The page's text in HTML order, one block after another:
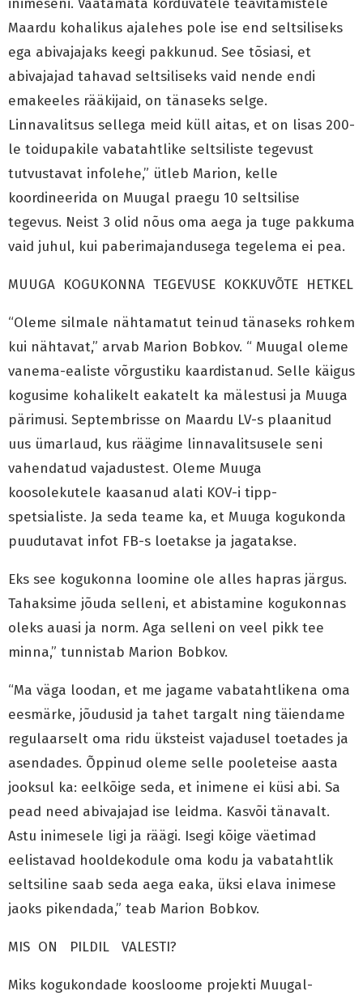
inimeseni. Vaatamata korduvatele teavitamistele
Maardu kohalikus ajalehes pole ise end seltsiliseks
ega abivajajaks keegi pakkunud. See tõsiasi, et
abivajajad tahavad seltsiliseks vaid nende endi
emakeeles rääkijaid, on tänaseks selge.
Linnavalitsus sellega meid küll aitas, et on lisas 200-
le toidupakile vabatahtlike seltsiliste tegevust
tutvustavat infolehe,” ütleb Marion, kelle
koordineerida on Muugal praegu 10 seltsilise
tegevus. Neist 3 olid nõus oma aega ja tuge pakkuma
vaid juhul, kui paberimajandusega tegelema ei pea.
MUUGA KOGUKONNA TEGEVUSE KOKKUVÕTE HETKEL
“Oleme silmale nähtamatut teinud tänaseks rohkem
kui nähtavat,” arvab Marion Bobkov. “ Muugal oleme
vanema-ealiste võrgustiku kaardistanud. Selle käigus
kogusime kohalikelt eakatelt ka mälestusi ja Muuga
pärimusi. Septembrisse on Maardu LV-s plaanitud
uus ümarlaud, kus räägime linnavalitsusele seni
vahendatud vajadustest. Oleme Muuga
koosolekutele kaasanud alati KOV-i tipp-
spetsialiste. Ja seda teame ka, et Muuga kogukonda
puudutavat infot FB-s loetakse ja jagatakse.
Eks see kogukonna loomine ole alles hapras järgus.
Tahaksime jõuda selleni, et abistamine kogukonnas
oleks auasi ja norm. Aga selleni on veel pikk tee
minna,” tunnistab Marion Bobkov.
“Ma väga loodan, et me jagame vabatahtlikena oma
eesmärke, jõudusid ja tahet targalt ning täiendame
regulaarselt oma ridu üksteist vajadusel toetades ja
asendades. Õppinud oleme selle pooleteise aasta
jooksul ka: eelkõige seda, et inimene ei küsi abi. Sa
pead need abivajajad ise leidma. Kasvõi tänavalt.
Astu inimesele ligi ja räägi. Isegi kõige väetimad
eelistavad hooldekodule oma kodu ja vabatahtlik
seltsiline saab seda aega eaka, üksi elava inimese
jaoks pikendada,” teab Marion Bobkov.
MIS ON PILDIL VALESTI?
Miks kogukondade koosloome projekti Muugal-